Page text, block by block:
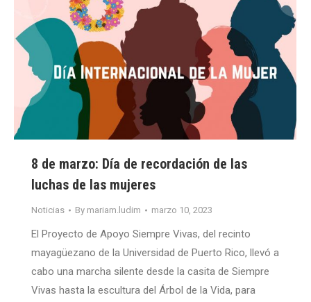
8 de marzo: Día de recordación de las
luchas de las mujeres
Noticias By mariam.ludim marzo 10, 2023
El Proyecto de Apoyo Siempre Vivas, del recinto
mayagüezano de la Universidad de Puerto Rico, llevó a
cabo una marcha silente desde la casita de Siempre
Vivas hasta la escultura del Árbol de la Vida, para